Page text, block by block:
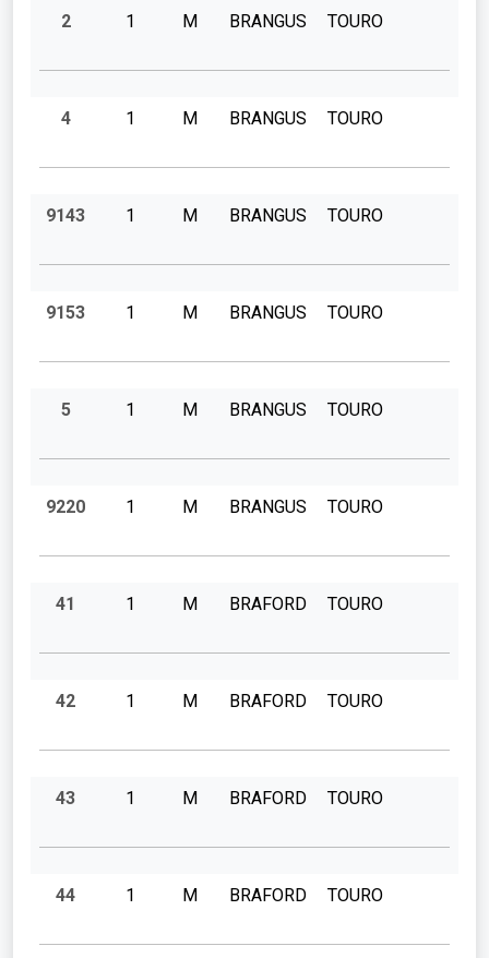
2 1 M BRANGUS TOURO
4 1 M BRANGUS TOURO
9143 1 M BRANGUS TOURO
9153 1 M BRANGUS TOURO
5 1 M BRANGUS TOURO
9220 1 M BRANGUS TOURO
41 1 M BRAFORD TOURO
42 1 M BRAFORD TOURO
43 1 M BRAFORD TOURO
44 1 M BRAFORD TOURO